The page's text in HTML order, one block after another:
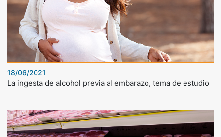
18/06/2021
La ingesta de alcohol previa al embarazo, tema de estudio